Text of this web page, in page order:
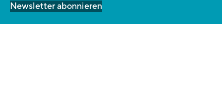
Newsletter abonnieren